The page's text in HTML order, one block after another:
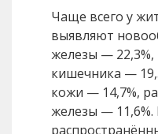
Чаще всего у
выявляют
железы — 22,3%,
кишечника —
кожи — 14,7%,
железы —